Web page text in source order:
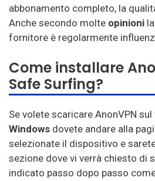
abbonamento completo, la
Anche secondo molte opinioni
fornitore è regolarmente
Come installare
Safe Surfing?
Se volete scaricare AnonVPN
Windows dovete andare alla
selezionate il dispositivo e
sezione dove vi verrà chiesto di
indicato passo dopo passo